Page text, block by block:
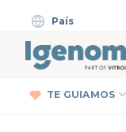
content
País
TE GUIAMOS